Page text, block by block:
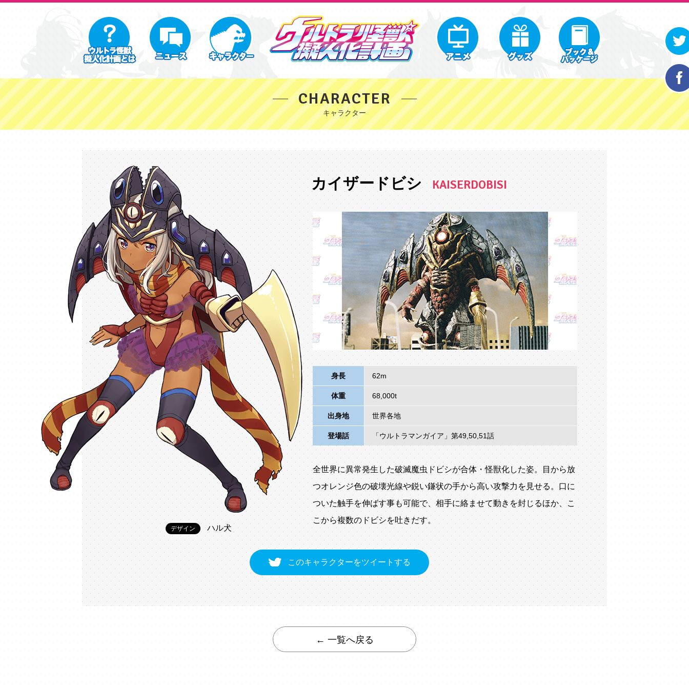
CHARACTER
カイザードビシ KAISERDOBISI
デザイン ハル犬
身長 62m
体重 68,000t
出身地 世界各地
登場話 「ウルトラマンガイア」第49,50,51話
全世界に異常発生した破滅魔虫ドビシが合体・怪獣化した姿。目から放
つオレンジ色の破壊光線や鋭い鎌状の手から高い攻撃力を見せる。口に
ついた触手を伸ばす事も可能で、相手に絡ませて動きを封じるほか、こ
こから複数のドビシを吐きだす。
このキャラクターをツイートする
← 一覧へ戻る